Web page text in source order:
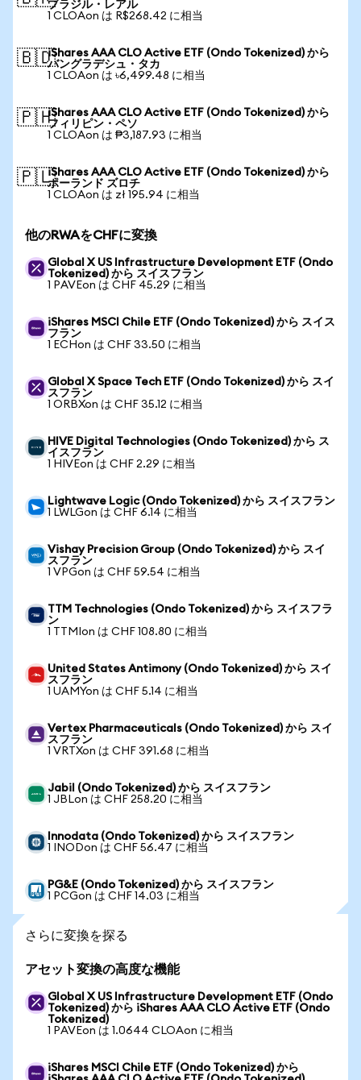
ブラジル・レアル
1 CLOAon は R$268.42 に相当
🇧🇩iShares AAA CLO Active ETF (Ondo Tokenized) から
バングラデシュ・タカ
1 CLOAon は ৳6,499.48 に相当
🇵🇭iShares AAA CLO Active ETF (Ondo Tokenized) から
フィリピン・ペソ
1 CLOAon は ₱3,187.93 に相当
🇵🇱iShares AAA CLO Active ETF (Ondo Tokenized) から
ポーランド ズロチ
1 CLOAon は zł 195.94 に相当
他のRWAをCHFに変換
Global X US Infrastructure Development ETF (Ondo
Tokenized) から スイスフラン
1 PAVEon は CHF 45.29 に相当
iShares MSCI Chile ETF (Ondo Tokenized) から スイス
フラン
1 ECHon は CHF 33.50 に相当
Global X Space Tech ETF (Ondo Tokenized) から スイ
スフラン
1 ORBXon は CHF 35.12 に相当
HIVE Digital Technologies (Ondo Tokenized) から ス
イスフラン
1 HIVEon は CHF 2.29 に相当
Lightwave Logic (Ondo Tokenized) から スイスフラン
1 LWLGon は CHF 6.14 に相当
Vishay Precision Group (Ondo Tokenized) から スイ
スフラン
1 VPGon は CHF 59.54 に相当
TTM Technologies (Ondo Tokenized) から スイスフラ
ン
1 TTMIon は CHF 108.80 に相当
United States Antimony (Ondo Tokenized) から スイ
スフラン
1 UAMYon は CHF 5.14 に相当
Vertex Pharmaceuticals (Ondo Tokenized) から スイ
スフラン
1 VRTXon は CHF 391.68 に相当
Jabil (Ondo Tokenized) から スイスフラン
1 JBLon は CHF 258.20 に相当
Innodata (Ondo Tokenized) から スイスフラン
1 INODon は CHF 56.47 に相当
PG&E (Ondo Tokenized) から スイスフラン
1 PCGon は CHF 14.03 に相当
さらに変換を探る
アセット変換の高度な機能
Global X US Infrastructure Development ETF (Ondo
Tokenized) から iShares AAA CLO Active ETF (Ondo
Tokenized)
1 PAVEon は 1.0644 CLOAon に相当
iShares MSCI Chile ETF (Ondo Tokenized) から